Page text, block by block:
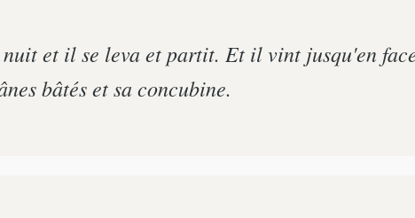
et il se leva et partit. Et il vint jusqu'en
bâtés et sa concubine.